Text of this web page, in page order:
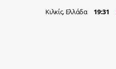
Κιλκίς, Ελλάδα 19:31